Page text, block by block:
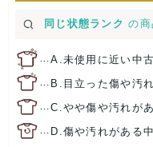
同じ状態ランク の商
…A.未使用に近い中
… B.目立った傷や汚
…C.やや傷や汚れが
… D.傷や汚れがある